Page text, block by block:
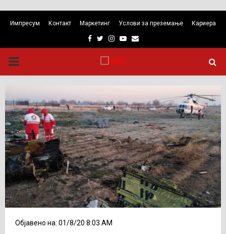
Импресум Контакт Маркетинг Услови за преземање Кариера
Facebook
TwitterInstagram
Youtube
Email
PRIMARY
Објавено на: 01/8/20 8:03 AM